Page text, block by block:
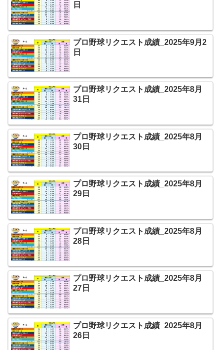
日
プロ野球リクエスト成績_2025年9月2
日
プロ野球リクエスト成績_2025年8月
31日
プロ野球リクエスト成績_2025年8月
30日
プロ野球リクエスト成績_2025年8月
29日
プロ野球リクエスト成績_2025年8月
28日
プロ野球リクエスト成績_2025年8月
27日
プロ野球リクエスト成績_2025年8月
26日